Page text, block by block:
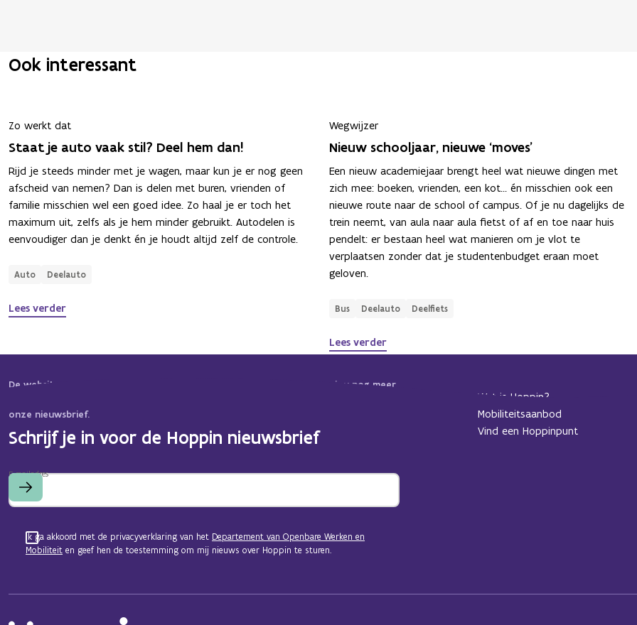
Ook interessant
Zo werkt dat
Staat je auto vaak stil? Deel hem dan!
Rijd je steeds minder met je wagen, maar kun je er nog geen
afscheid van nemen? Dan is delen met buren, vrienden of
familie misschien wel een goed idee. Zo haal je er toch het
maximum uit, zelfs als je hem minder gebruikt. Autodelen is
eenvoudiger dan je denkt én je houdt altijd zelf de controle.
Auto Deelauto
Lees verder
Wegwijzer
Nieuw schooljaar, nieuwe ‘moves’
Een nieuw academiejaar brengt heel wat nieuwe dingen met
zich mee: boeken, vrienden, een kot… én misschien ook een
nieuwe route naar de school of campus. Of je nu dagelijks de
trein neemt, van aula naar aula fietst of af en toe naar huis
pendelt: er bestaan heel wat manieren om je vlot te
verplaatsen zonder dat je studentenbudget eraan moet
geloven.
Bus Deelauto Deelfiets
Lees verder
De website van Hoppin is constant in beweging. Binnenkort bieden we jou nog meer
onze nieuwsbrief.
Schrijf je in voor de Hoppin nieuwsbrief
E-mailadres
Ik ga akkoord met de privacyverklaring van het Departement van Openbare Werken en
Mobiliteit en geef hen de toestemming om mij nieuws over Hoppin te sturen.
Wat is Hoppin?
Mobiliteitsaanbod
Vind een Hoppinpunt